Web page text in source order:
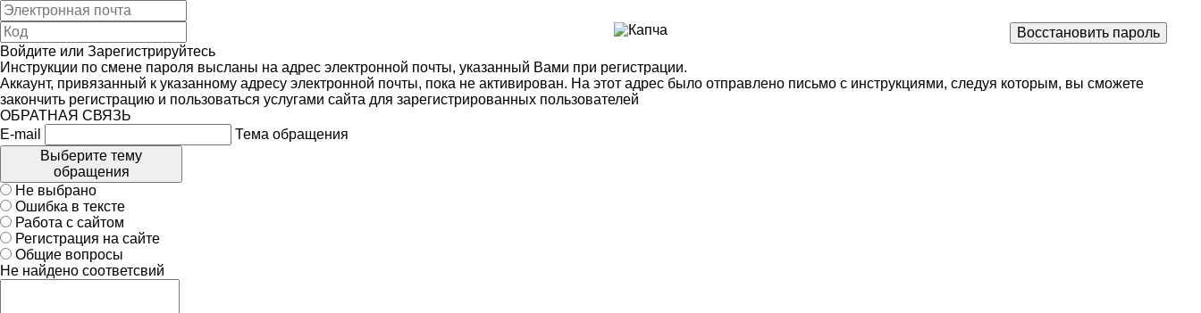
Войдите или Зарегистрируйтесь
Инструкции по смене пароля высланы на адрес электронной почты, указанный Вами при регистрации.
Аккаунт, привязанный к указанному адресу электронной почты, пока не активирован. На этот адрес было отправлено письмо с инструкциями, следуя которым, вы сможете
закончить регистрацию и пользоваться услугами сайта для зарегистрированных пользователей
ОБРАТНАЯ СВЯЗЬ
E-mail
Тема обращения
Выберите тему
обращения
Не выбрано
Ошибка в тексте
Работа с сайтом
Регистрация на сайте
Общие вопросы
Не найдено соответсвий